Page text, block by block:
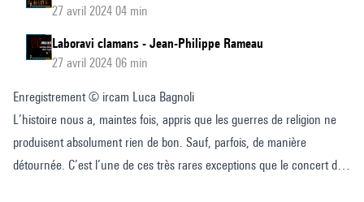
27 avril 2024 04 min
Laboravi clamans - Jean-Philippe Rameau
27 avril 2024 06 min
Enregistrement © ircam Luca Bagnoli
L’histoire nous a, maintes fois, appris que les guerres de religion ne
produisent absolument rien de bon. Sauf, parfois, de manière
détournée. C’est l’une de ces très rares exceptions que le concert de